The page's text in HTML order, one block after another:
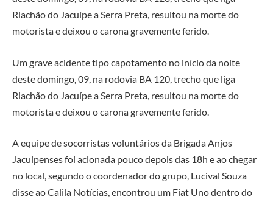
Riachão do Jacuípe a Serra Preta, resultou na morte do
motorista e deixou o carona gravemente ferido.
Um grave acidente tipo capotamento no início da noite
deste domingo, 09, na rodovia BA 120, trecho que liga
Riachão do Jacuípe a Serra Preta, resultou na morte do
motorista e deixou o carona gravemente ferido.
A equipe de socorristas voluntários da Brigada Anjos
Jacuipenses foi acionada pouco depois das 18h e ao chegar
no local, segundo o coordenador do grupo, Lucival Souza
disse ao Calila Notícias, encontrou um Fiat Uno dentro do